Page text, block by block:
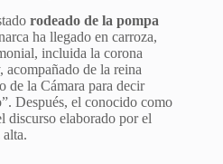
rodeado de la pompa
ha llegado en carroza,
incluida la corona
de la reina
de la Cámara para decir
Después, el conocido como
discurso elaborado por el